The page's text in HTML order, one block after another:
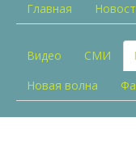
Главная
Видео СМИ
Новая волна